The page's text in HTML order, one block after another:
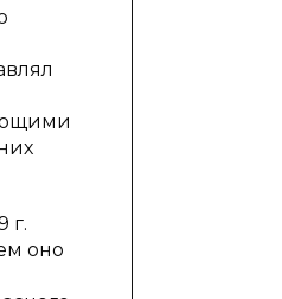
г.
оно